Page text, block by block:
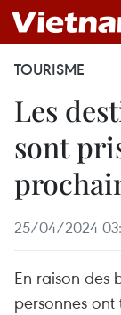
TOURISME
Les
sont
25/04/2024
En raison des
personnes